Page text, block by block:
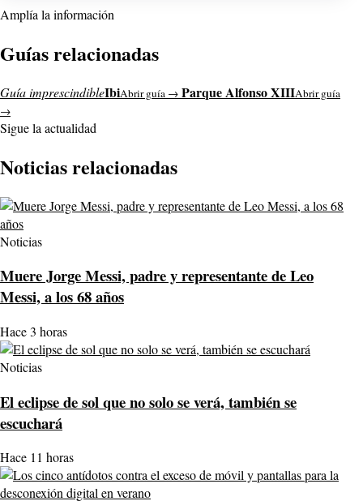
Amplía la información
Guías relacionadas
Guía imprescindibleIbiAbrir guía → Parque Alfonso XIIIAbrir guía
→
Sigue la actualidad
Noticias relacionadas
Noticias
Muere Jorge Messi, padre y representante de Leo
Messi, a los 68 años
Hace 3 horas
Noticias
El eclipse de sol que no solo se verá, también se
escuchará
Hace 11 horas